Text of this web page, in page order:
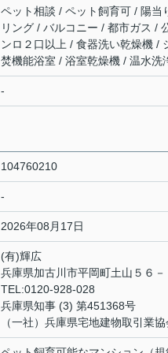
ペット相談 / ペット飼育可 / 陽
リング / バルコニー / 都市ガス /
ンロ２口以上 / 食器洗い乾燥機 /
焚機能浴室 / 浴室乾燥機 / 温水
-
104760210
-
2026年08月17日
(有)輝広
兵庫県加古川市平岡町土山５６
TEL:0120-928-028
兵庫県知事 (3) 第451368号
（一社）兵庫県宅地建物取引業